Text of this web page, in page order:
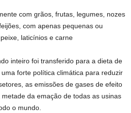
com grãos, frutas, legumes, nozes
com apenas pequenas ou
laticínios e carne
inteiro foi transferido para a dieta de
forte política climática para reduzir
as emissões de gases de efeito
da emação de todas as usinas
o mundo.